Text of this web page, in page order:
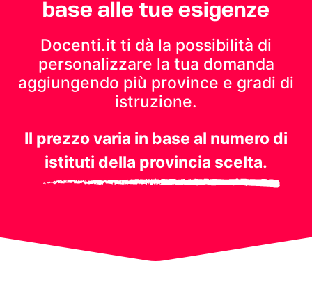
base alle tue esigenze
Docenti.it ti dà la possibilità di
personalizzare la tua domanda
aggiungendo più province e gradi di
istruzione.
Il prezzo varia in base al numero di
istituti della provincia scelta.